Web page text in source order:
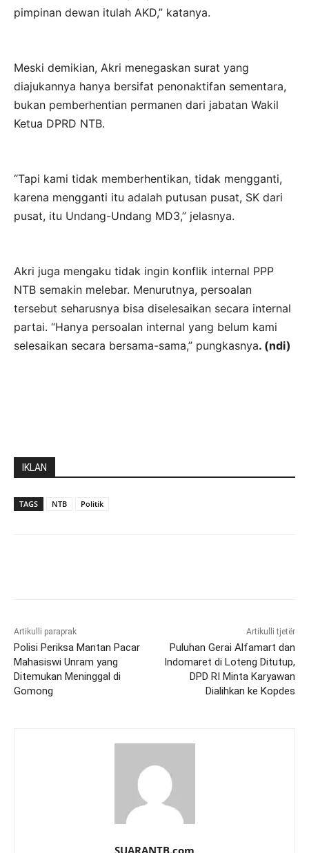
pimpinan dewan itulah AKD,” katanya.
Meski demikian, Akri menegaskan surat yang
diajukannya hanya bersifat penonaktifan sementara,
bukan pemberhentian permanen dari jabatan Wakil
Ketua DPRD NTB.
“Tapi kami tidak memberhentikan, tidak mengganti,
karena mengganti itu adalah putusan pusat, SK dari
pusat, itu Undang-Undang MD3,” jelasnya.
Akri juga mengaku tidak ingin konflik internal PPP
NTB semakin melebar. Menurutnya, persoalan
tersebut seharusnya bisa diselesaikan secara internal
partai. “Hanya persoalan internal yang belum kami
selesaikan secara bersama-sama,” pungkasnya. (ndi)
IKLAN
TAGS NTB Politik
Artikulli paraprak
Polisi Periksa Mantan Pacar
Mahasiswi Unram yang
Ditemukan Meninggal di
Gomong
Artikulli tjetër
Puluhan Gerai Alfamart dan
Indomaret di Loteng Ditutup,
DPD RI Minta Karyawan
Dialihkan ke Kopdes